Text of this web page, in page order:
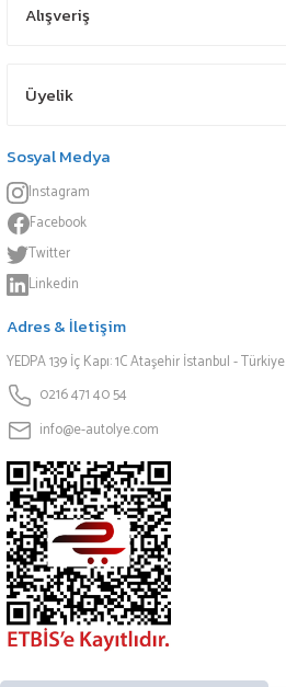
Alışveriş
Üyelik
Sosyal Medya
Instagram
Facebook
Twitter
Linkedin
Adres & İletişim
YEDPA 139 İç Kapı: 1C Ataşehir İstanbul - Türkiye
0216 471 40 54
info@e-autolye.com